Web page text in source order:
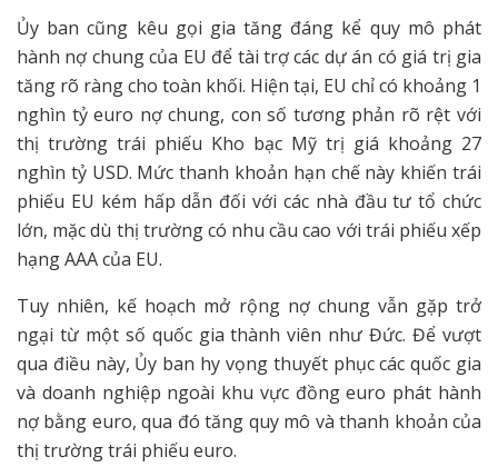
Ủy ban cũng kêu gọi gia tăng đáng kể quy mô phát
hành nợ chung của EU để tài trợ các dự án có giá trị gia
tăng rõ ràng cho toàn khối. Hiện tại, EU chỉ có khoảng 1
nghìn tỷ euro nợ chung, con số tương phản rõ rệt với
thị trường trái phiếu Kho bạc Mỹ trị giá khoảng 27
nghìn tỷ USD. Mức thanh khoản hạn chế này khiến trái
phiếu EU kém hấp dẫn đối với các nhà đầu tư tổ chức
lớn, mặc dù thị trường có nhu cầu cao với trái phiếu xếp
hạng AAA của EU.
Tuy nhiên, kế hoạch mở rộng nợ chung vẫn gặp trở
ngại từ một số quốc gia thành viên như Đức. Để vượt
qua điều này, Ủy ban hy vọng thuyết phục các quốc gia
và doanh nghiệp ngoài khu vực đồng euro phát hành
nợ bằng euro, qua đó tăng quy mô và thanh khoản của
thị trường trái phiếu euro.